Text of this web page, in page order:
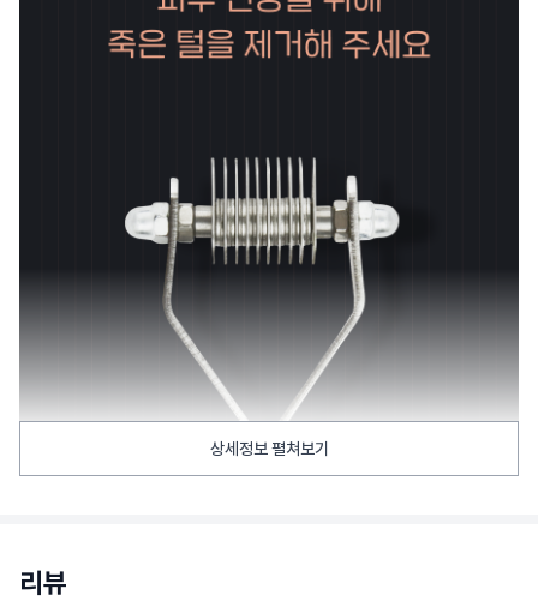
상세정보 펼쳐보기
리뷰